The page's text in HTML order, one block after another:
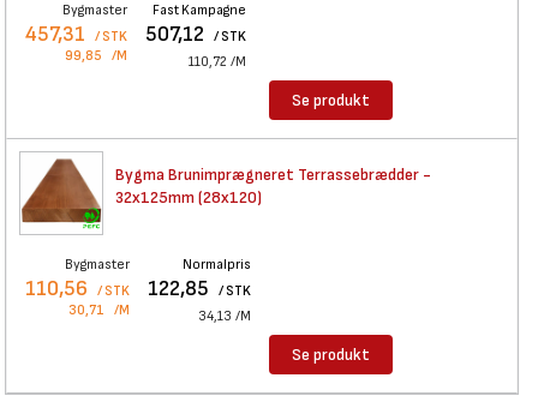
Bygmaster
457,31 / STK
99,85 /M
Fast Kampagne
507,12 / STK
110,72 /M
Se produkt
Bygma Brunimprægneret Terrassebrædder -
32x125mm (28x120)
Bygmaster
110,56 / STK
30,71 /M
Normalpris
122,85 / STK
34,13 /M
Se produkt